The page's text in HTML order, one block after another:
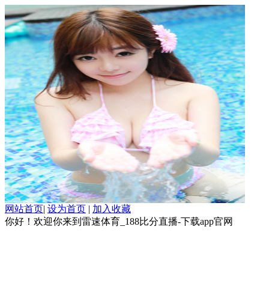
网站首页| 设为首页 | 加入收藏
你好！欢迎你来到雷速体育_188比分直播-下载app官网